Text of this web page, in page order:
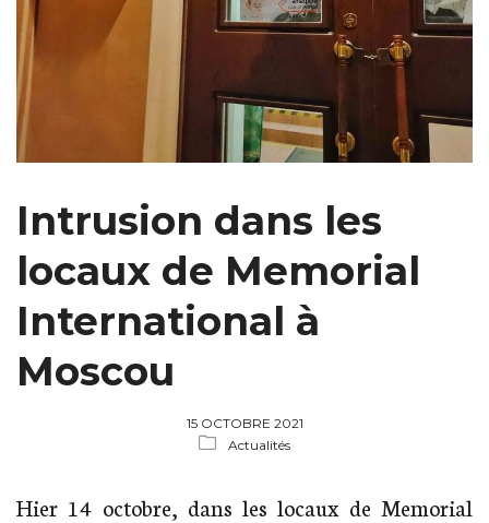
Intrusion dans les
locaux de Memorial
International à
Moscou
15 OCTOBRE 2021
Actualités
Hier 14 octobre, dans les locaux de Memorial